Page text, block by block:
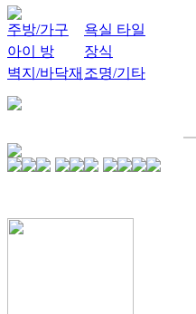
주방/가구
욕실 타일
아이 방
장식
벽지/바닥재 조명/기타